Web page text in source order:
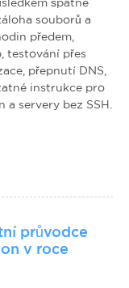
souborů a
předem,
testování přes
přepnutí DNS,
instrukce pro
a servery bez SSH.
průvodce
v roce